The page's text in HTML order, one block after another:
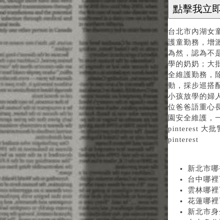
台北市內湖女
護童勤務，增
為然，認為不
學的奶奶；大
全維護勤務，
動，採步巡搭
小孩放學的婦
位爸爸語重心
園安全維護，
pinterest 大批
pinterest
新北市
台中哪
雲林哪
花蓮哪
新北市